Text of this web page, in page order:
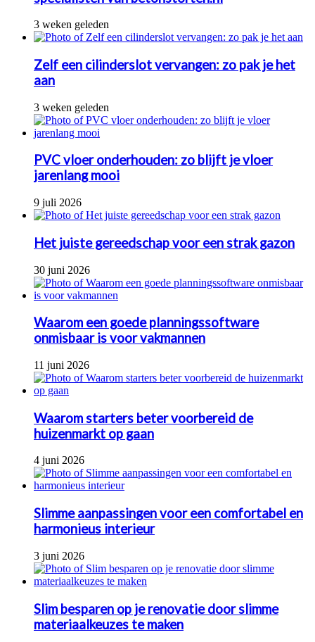
3 weken geleden
Zelf een cilinderslot vervangen: zo pak je het
aan
3 weken geleden
PVC vloer onderhouden: zo blijft je vloer
jarenlang mooi
9 juli 2026
Het juiste gereedschap voor een strak gazon
30 juni 2026
Waarom een goede planningssoftware
onmisbaar is voor vakmannen
11 juni 2026
Waarom starters beter voorbereid de
huizenmarkt op gaan
4 juni 2026
Slimme aanpassingen voor een comfortabel en
harmonieus interieur
3 juni 2026
Slim besparen op je renovatie door slimme
materiaalkeuzes te maken